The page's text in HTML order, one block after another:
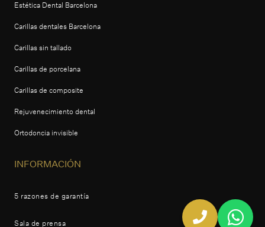
Estética Dental Barcelona
Carillas dentales Barcelona
Carillas sin tallado
Carillas de porcelana
Carillas de composite
Rejuvenecimiento dental
Ortodoncia invisible
INFORMACIÓN
5 razones de garantía
Sala de prensa